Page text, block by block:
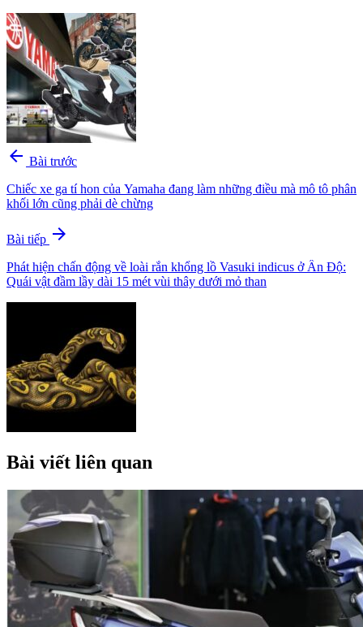
arrow_back Bài trước
Chiếc xe ga tí hon của Yamaha đang làm những điều mà mô tô phân
khối lớn cũng phải dè chừng
Bài tiếp arrow_forward
Phát hiện chấn động về loài rắn khổng lồ Vasuki indicus ở Ấn Độ:
Quái vật đầm lầy dài 15 mét vùi thây dưới mỏ than
Bài viết liên quan